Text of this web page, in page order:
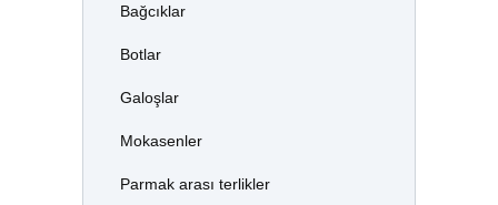
Bağcıklar
Botlar
Galoşlar
Mokasenler
Parmak arası terlikler